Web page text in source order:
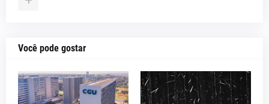
Você pode gostar